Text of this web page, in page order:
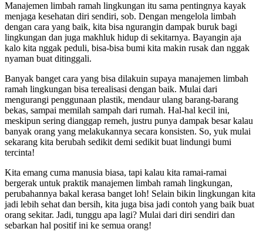
Manajemen limbah ramah lingkungan itu sama pentingnya kayak
menjaga kesehatan diri sendiri, sob. Dengan mengelola limbah
dengan cara yang baik, kita bisa ngurangin dampak buruk bagi
lingkungan dan juga makhluk hidup di sekitarnya. Bayangin aja
kalo kita nggak peduli, bisa-bisa bumi kita makin rusak dan nggak
nyaman buat ditinggali.
Banyak banget cara yang bisa dilakuin supaya manajemen limbah
ramah lingkungan bisa terealisasi dengan baik. Mulai dari
mengurangi penggunaan plastik, mendaur ulang barang-barang
bekas, sampai memilah sampah dari rumah. Hal-hal kecil ini,
meskipun sering dianggap remeh, justru punya dampak besar kalau
banyak orang yang melakukannya secara konsisten. So, yuk mulai
sekarang kita berubah sedikit demi sedikit buat lindungi bumi
tercinta!
Kita emang cuma manusia biasa, tapi kalau kita ramai-ramai
bergerak untuk praktik manajemen limbah ramah lingkungan,
perubahannya bakal kerasa banget loh! Selain bikin lingkungan kita
jadi lebih sehat dan bersih, kita juga bisa jadi contoh yang baik buat
orang sekitar. Jadi, tunggu apa lagi? Mulai dari diri sendiri dan
sebarkan hal positif ini ke semua orang!